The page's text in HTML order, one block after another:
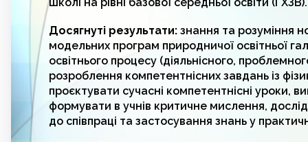
Досягнуті результати: знання та розуміння
модельних програм природничої освітньої
освітнього процесу (діяльнісного,
розроблення компетентнісних завдань із
проєктувати сучасні компетентнісні уроки,
формувати в учнів критичне мислення,
до співпраці та застосування знань у